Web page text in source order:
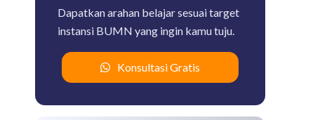
Dapatkan arahan belajar sesuai target
instansi BUMN yang ingin kamu tuju.
Konsultasi Gratis